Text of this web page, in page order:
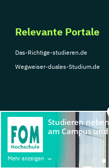
Mehr anzeigen
Relevante Portale
Das-Richtige-studieren.de
Wegweiser-duales-Studium.de
© Copyright 2026, TarGroup Media
Impressum
uns